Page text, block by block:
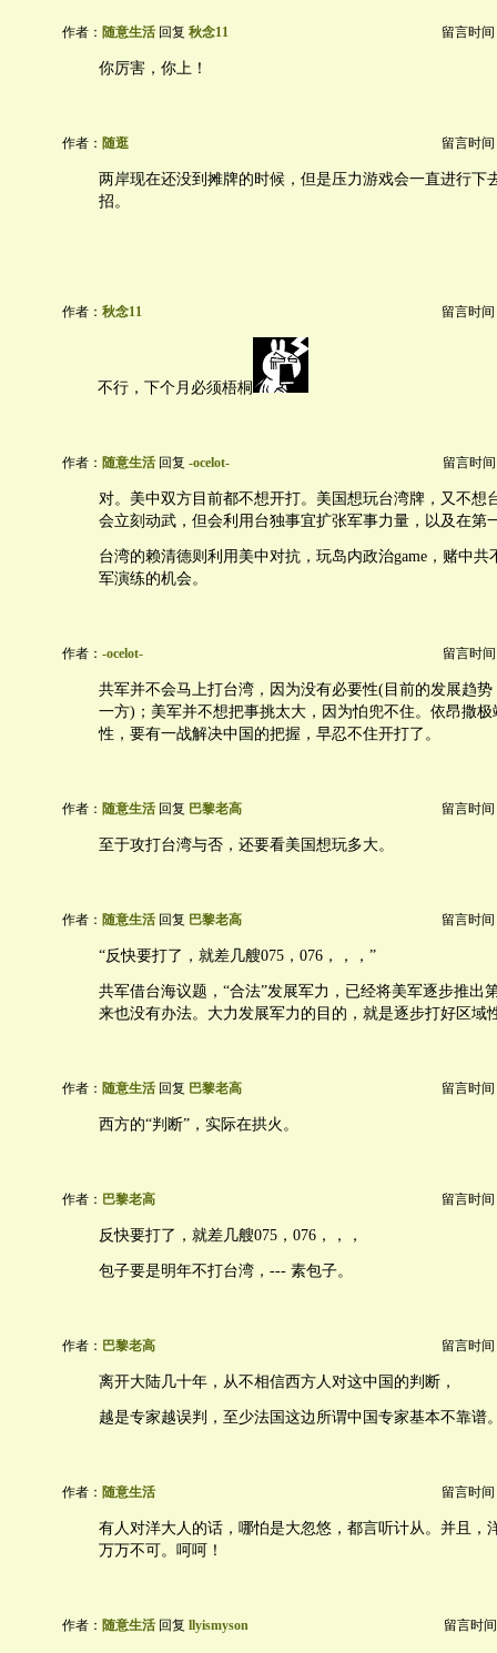
作者： 随意生活 回复 秋念11 留言时间
你厉害，你上！
作者： 随逛 留言时间
两岸现在还没到摊牌的时候，但是压力游戏会一直进行下
招。
作者： 秋念11 留言时间
不行，下个月必须梧桐
作者： 随意生活 回复 -ocelot- 留言时间
对。美中双方目前都不想开打。美国想玩台湾牌，又不想
会立刻动武，但会利用台独事宜扩张军事力量，以及在第
台湾的赖清德则利用美中对抗，玩岛内政治game，赌中共
军演练的机会。
作者： -ocelot- 留言时间
共军并不会马上打台湾，因为没有必要性(目前的发展趋
一方)；美军并不想把事挑太大，因为怕兜不住。依昂撒极
性，要有一战解决中国的把握，早忍不住开打了。
作者： 随意生活 回复 巴黎老高 留言时间
至于攻打台湾与否，还要看美国想玩多大。
作者： 随意生活 回复 巴黎老高 留言时间
“反快要打了，就差几艘075，076，，，”
共军借台海议题，“合法”发展军力，已经将美军逐步推出
来也没有办法。大力发展军力的目的，就是逐步打好区域
作者： 随意生活 回复 巴黎老高 留言时间
西方的“判断”，实际在拱火。
作者： 巴黎老高 留言时间
反快要打了，就差几艘075，076，，，
包子要是明年不打台湾，--- 素包子。
作者： 巴黎老高 留言时间
离开大陆几十年，从不相信西方人对这中国的判断，
越是专家越误判，至少法国这边所谓中国专家基本不靠谱
作者： 随意生活 留言时间
有人对洋大人的话，哪怕是大忽悠，都言听计从。并且，
万万不可。呵呵！
作者： 随意生活 回复 llyismyson 留言时